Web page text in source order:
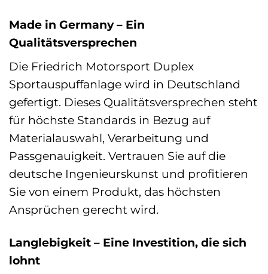
Made in Germany – Ein
Qualitätsversprechen
Die Friedrich Motorsport Duplex
Sportauspuffanlage wird in Deutschland
gefertigt. Dieses Qualitätsversprechen steht
für höchste Standards in Bezug auf
Materialauswahl, Verarbeitung und
Passgenauigkeit. Vertrauen Sie auf die
deutsche Ingenieurskunst und profitieren
Sie von einem Produkt, das höchsten
Ansprüchen gerecht wird.
Langlebigkeit – Eine Investition, die sich
lohnt